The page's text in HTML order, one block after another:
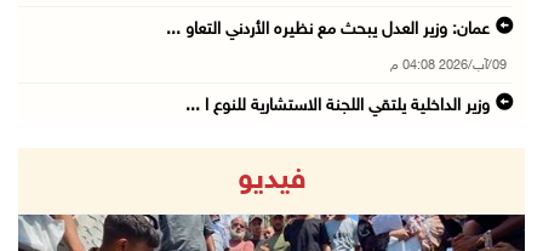
عمان: وزير العدل يبحث مع نظيره الأردني التعاو ...
09/آب/2026 04:08 م
وزير الداخلية يلتقي اللجنة الاستشارية للنوع ا ...
ياسر عباس ينعى سفير فلسطين لدى مصر القائد الو ...
09/آب/2026 03:49 م
فيديو